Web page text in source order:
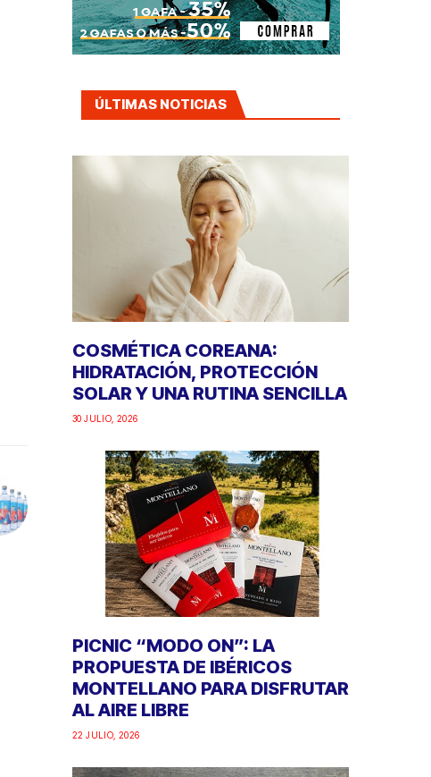
ÚLTIMAS NOTICIAS
COSMÉTICA COREANA:
HIDRATACIÓN, PROTECCIÓN
SOLAR Y UNA RUTINA SENCILLA
30 JULIO, 2026
PICNIC “MODO ON”: LA
PROPUESTA DE IBÉRICOS
MONTELLANO PARA DISFRUTAR
AL AIRE LIBRE
22 JULIO, 2026